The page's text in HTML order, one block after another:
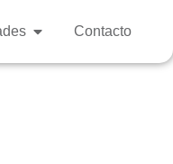
Contacto